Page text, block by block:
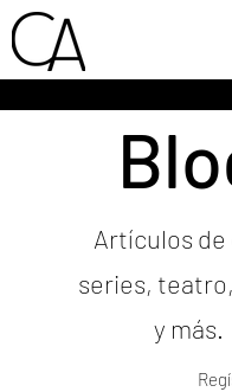
Artículos de
series,
y más.